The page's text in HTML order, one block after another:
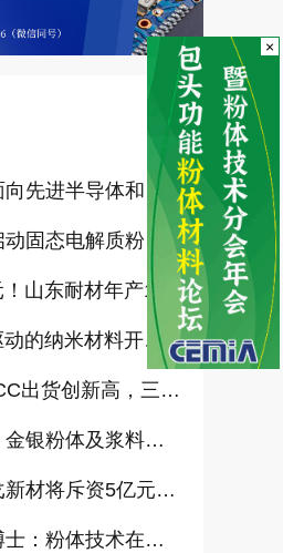
付超鹏教授：面向先进半导体和大健康产业的高纯超细氧化铝研发（报告）
上海洗霸官宣启动固态电解质粉体产业化项目
曾能博士：AI驱动的纳米材料开发新范式技术研究及基地建设（报告）
AI需求拉动MLCC出货创新高，三星、太阳诱电相继涨价
李明钢副教授：金银粉体及浆料增值化路径探讨（报告）
重大扩张，金戈新材将斥资5亿元打造“功能性粉体新材料智能制造基地”
高纳实业高玮博士：粉体技术在电池材料工业中的进展与需求（报告）
×